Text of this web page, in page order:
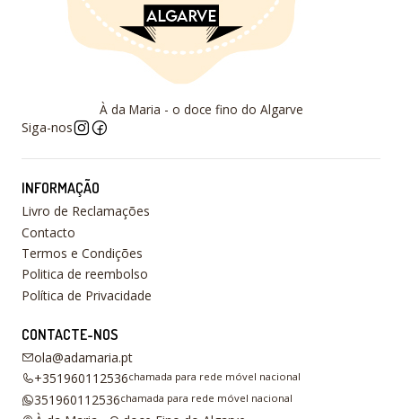
À da Maria - o doce fino do Algarve
Siga-nos
INFORMAÇÃO
Livro de Reclamações
Contacto
Termos e Condições
Politica de reembolso
Política de Privacidade
CONTACTE-NOS
ola@adamaria.pt
+351960112536chamada para rede móvel nacional
351960112536chamada para rede móvel nacional